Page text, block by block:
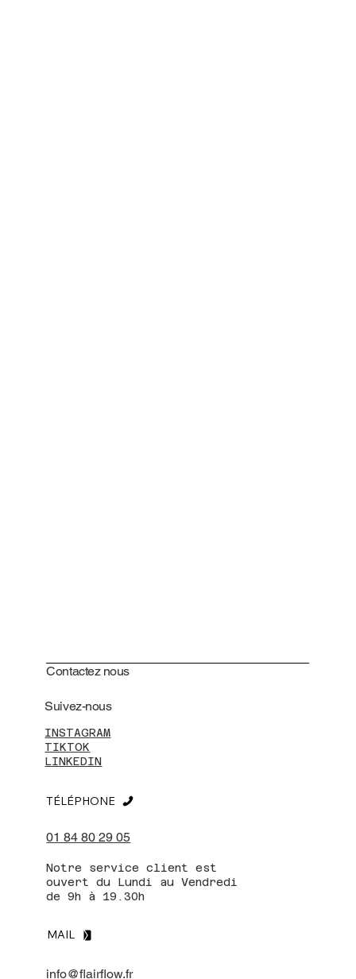
Contactez nous
INSTAGRAM
TIKTOK
LINKEDIN
Suivez-nous
01 84 80 29 05
TÉLÉPHONE
Notre service client est
ouvert du Lundi au Vendredi
de 9h à 19.30h
MAIL
info@flairflow.fr